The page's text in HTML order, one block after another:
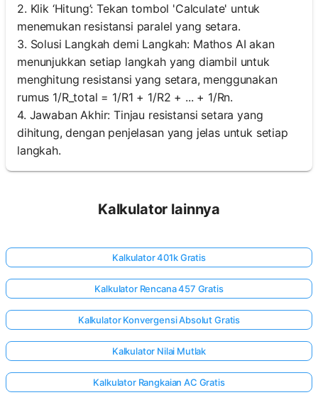
2. Klik ‘Hitung’: Tekan tombol 'Calculate' untuk
menemukan resistansi paralel yang setara.
3. Solusi Langkah demi Langkah: Mathos AI akan
menunjukkan setiap langkah yang diambil untuk
menghitung resistansi yang setara, menggunakan
rumus 1/R_total = 1/R1 + 1/R2 + ... + 1/Rn.
4. Jawaban Akhir: Tinjau resistansi setara yang
dihitung, dengan penjelasan yang jelas untuk setiap
langkah.
Kalkulator lainnya
Kalkulator 401k Gratis
Kalkulator Rencana 457 Gratis
Kalkulator Konvergensi Absolut Gratis
Kalkulator Nilai Mutlak
Kalkulator Rangkaian AC Gratis